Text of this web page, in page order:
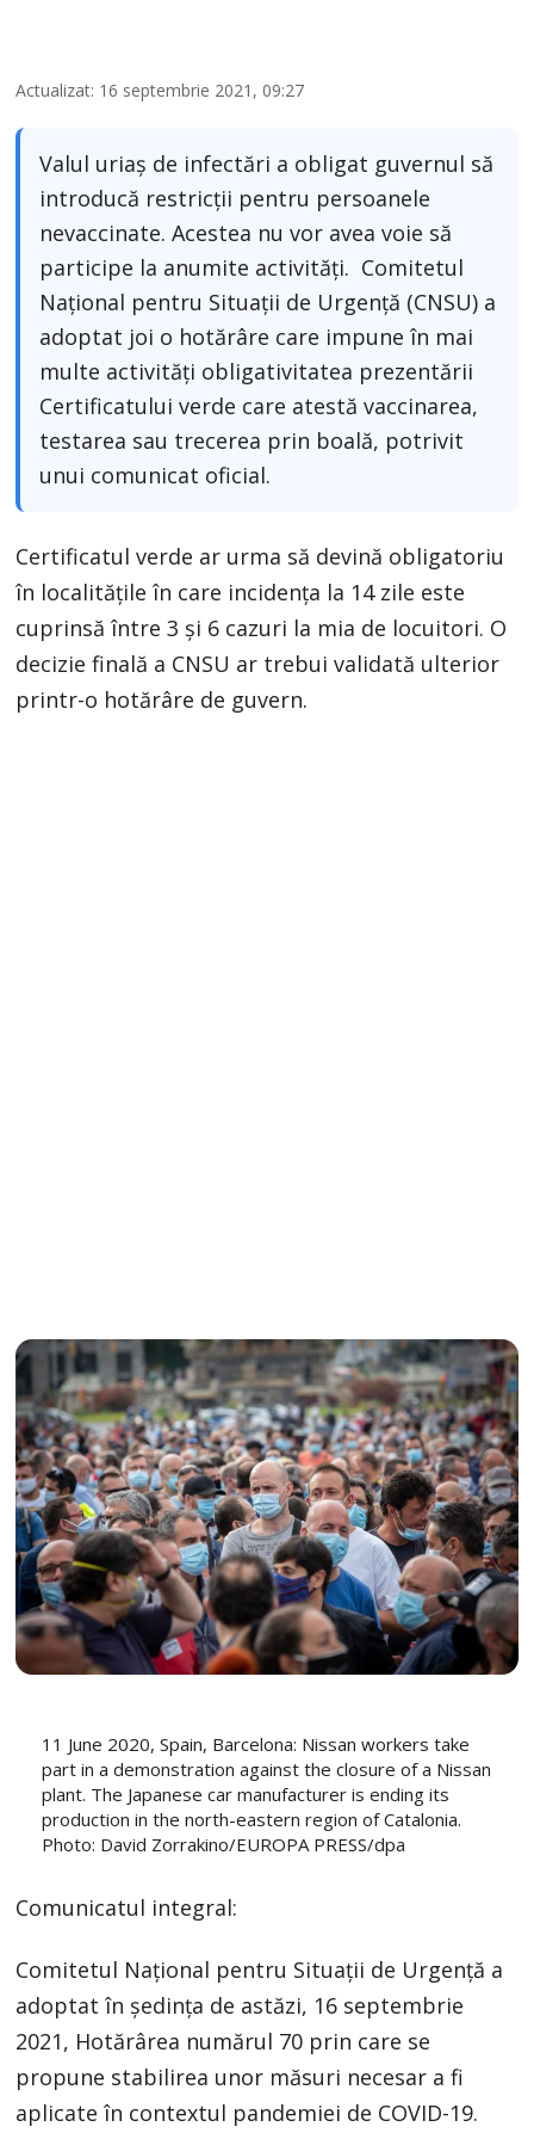
Actualizat: 16 septembrie 2021, 09:27
Valul uriaș de infectări a obligat guvernul să
introducă restricții pentru persoanele
nevaccinate. Acestea nu vor avea voie să
participe la anumite activități. Comitetul
Național pentru Situații de Urgență (CNSU) a
adoptat joi o hotărâre care impune în mai
multe activități obligativitatea prezentării
Certificatului verde care atestă vaccinarea,
testarea sau trecerea prin boală, potrivit
unui comunicat oficial.
Certificatul verde ar urma să devină obligatoriu
în localitățile în care incidența la 14 zile este
cuprinsă între 3 și 6 cazuri la mia de locuitori. O
decizie finală a CNSU ar trebui validată ulterior
printr-o hotărâre de guvern.
11 June 2020, Spain, Barcelona: Nissan workers take
part in a demonstration against the closure of a Nissan
plant. The Japanese car manufacturer is ending its
production in the north-eastern region of Catalonia.
Photo: David Zorrakino/EUROPA PRESS/dpa
Comunicatul integral:
Comitetul Național pentru Situații de Urgență a
adoptat în ședința de astăzi, 16 septembrie
2021, Hotărârea numărul 70 prin care se
propune stabilirea unor măsuri necesar a fi
aplicate în contextul pandemiei de COVID-19.